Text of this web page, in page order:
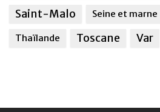
Saint-Malo Seine et marne
Thaïlande Toscane Var